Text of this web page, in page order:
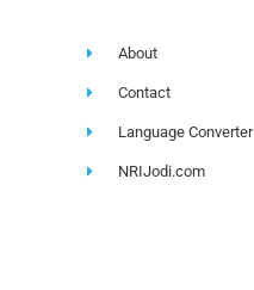
About
Contact
Language Converter
NRIJodi.com